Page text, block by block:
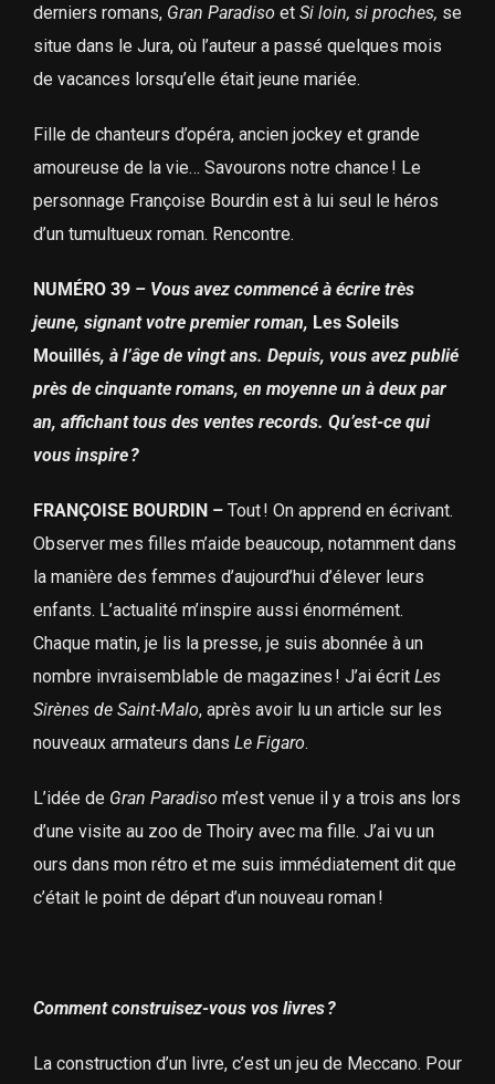
derniers romans, Gran Paradiso et Si loin, si proches, se
situe dans le Jura, où l’auteur a passé quelques mois
de vacances lorsqu’elle était jeune mariée.
Fille de chanteurs d’opéra, ancien jockey et grande
amoureuse de la vie… Savourons notre chance ! Le
personnage Françoise Bourdin est à lui seul le héros
d’un tumultueux roman. Rencontre.
NUMÉRO 39 –Vous avez commencé à écrire très
jeune, signant votre premier roman, Les Soleils
Mouillés, à l’âge de vingt ans. Depuis, vous avez publié
près de cinquante romans, en moyenne un à deux par
an, affichant tous des ventes records. Qu’est-ce qui
vous inspire ?
FRANÇOISE BOURDIN –Tout ! On apprend en écrivant.
Observer mes filles m’aide beaucoup, notamment dans
la manière des femmes d’aujourd’hui d’élever leurs
enfants. L’actualité m’inspire aussi énormément.
Chaque matin, je lis la presse, je suis abonnée à un
nombre invraisemblable de magazines ! J’ai écrit Les
Sirènes de Saint-Malo, après avoir lu un article sur les
nouveaux armateurs dans Le Figaro.
L’idée de Gran Paradiso m’est venue il y a trois ans lors
d’une visite au zoo de Thoiry avec ma fille. J’ai vu un
ours dans mon rétro et me suis immédiatement dit que
c’était le point de départ d’un nouveau roman !
Comment construisez-vous vos livres ?
La construction d’un livre, c’est un jeu de Meccano. Pour